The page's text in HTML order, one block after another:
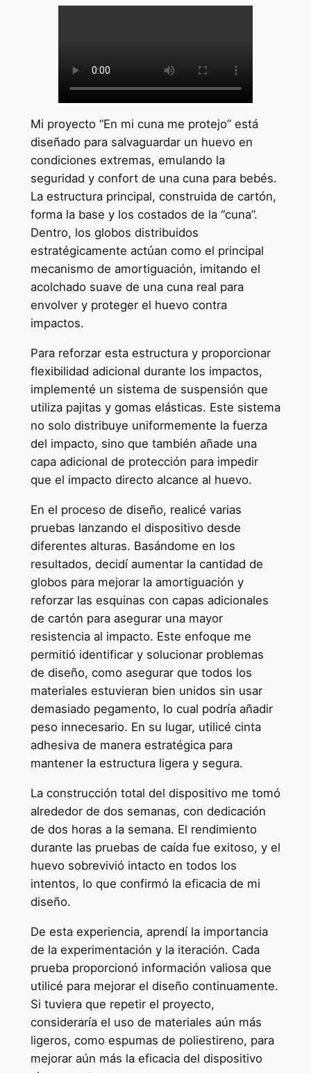
Mi proyecto “En mi cuna me protejo” está
diseñado para salvaguardar un huevo en
condiciones extremas, emulando la
seguridad y confort de una cuna para bebés.
La estructura principal, construida de cartón,
forma la base y los costados de la “cuna”.
Dentro, los globos distribuidos
estratégicamente actúan como el principal
mecanismo de amortiguación, imitando el
acolchado suave de una cuna real para
envolver y proteger el huevo contra
impactos.
Para reforzar esta estructura y proporcionar
flexibilidad adicional durante los impactos,
implementé un sistema de suspensión que
utiliza pajitas y gomas elásticas. Este sistema
no solo distribuye uniformemente la fuerza
del impacto, sino que también añade una
capa adicional de protección para impedir
que el impacto directo alcance al huevo.
En el proceso de diseño, realicé varias
pruebas lanzando el dispositivo desde
diferentes alturas. Basándome en los
resultados, decidí aumentar la cantidad de
globos para mejorar la amortiguación y
reforzar las esquinas con capas adicionales
de cartón para asegurar una mayor
resistencia al impacto. Este enfoque me
permitió identificar y solucionar problemas
de diseño, como asegurar que todos los
materiales estuvieran bien unidos sin usar
demasiado pegamento, lo cual podría añadir
peso innecesario. En su lugar, utilicé cinta
adhesiva de manera estratégica para
mantener la estructura ligera y segura.
La construcción total del dispositivo me tomó
alrededor de dos semanas, con dedicación
de dos horas a la semana. El rendimiento
durante las pruebas de caída fue exitoso, y el
huevo sobrevivió intacto en todos los
intentos, lo que confirmó la eficacia de mi
diseño.
De esta experiencia, aprendí la importancia
de la experimentación y la iteración. Cada
prueba proporcionó información valiosa que
utilicé para mejorar el diseño continuamente.
Si tuviera que repetir el proyecto,
consideraría el uso de materiales aún más
ligeros, como espumas de poliestireno, para
mejorar aún más la eficacia del dispositivo